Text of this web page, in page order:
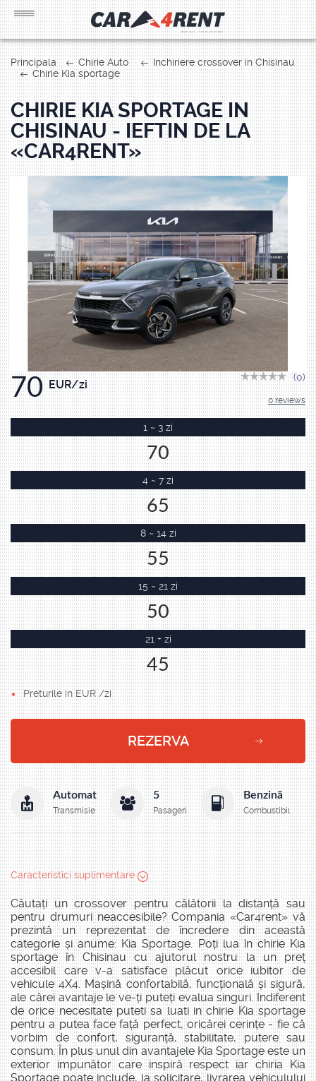
Principala Chirie Auto
Inchiriere crossover in Chisinau
Chirie Kia sportage
CHIRIE KIA SPORTAGE IN
CHISINAU - IEFTIN DE LA
«CAR4RENT»
70 EUR/zi
(0)
0 reviews
1 ~ 3 zi
70
4 ~ 7 zi
65
8 ~ 14 zi
55
15 ~ 21 zi
50
21 + zi
45
Preturile in EUR /zi
REZERVA
Automat
Transmisie
5
Pasageri
Benzină
Combustibil
Caracteristici suplimentare
Căutați un crossover pentru călătorii la distanță sau
pentru drumuri neaccesibile? Compania «Car4rent» vă
prezintă un reprezentat de încredere din această
categorie și anume: Kia Sportage. Poți lua în chirie Kia
sportage în Chisinau cu ajutorul nostru la un preț
accesibil care v-a satisface plăcut orice iubitor de
vehicule 4X4. Mașină confortabilă, funcțională și sigură,
ale cărei avantaje le ve-ți puteți evalua singuri. Indiferent
de orice necesitate puteti sa luati in chirie Kia sportage
pentru a putea face față perfect, oricărei cerințe - fie că
vorbim de confort, siguranță, stabilitate, putere sau
consum. În plus unul din avantajele Kia Sportage este un
exterior impunător care inspiră respect iar chiria Kia
Sportage poate include, la solicitare, livrarea vehiculului